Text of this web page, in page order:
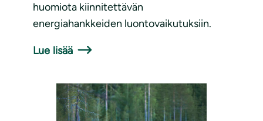
huomiota kiinnitettävän
energiahankkeiden luontovaikutuksiin.
Lue lisää